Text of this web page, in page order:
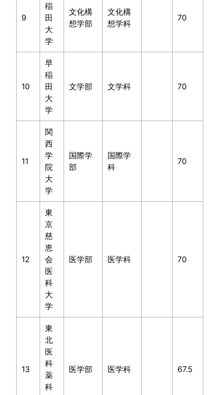
9
稲
田
大
学
文化構
想学部
文化構
想学科
70
10
早
稲
田
大
学
文学部 文学科 70
11
関
西
学
院
大
学
国際学
部
国際学
科
70
12
東
京
慈
恵
会
医
科
大
学
医学部 医学科 70
13
東
北
医
科
薬
科
医学部 医学科 67.5